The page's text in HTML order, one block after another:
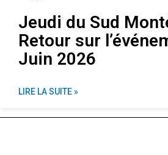
Jeudi du Sud
Retour sur
Juin 2026
LIRE LA SUITE »